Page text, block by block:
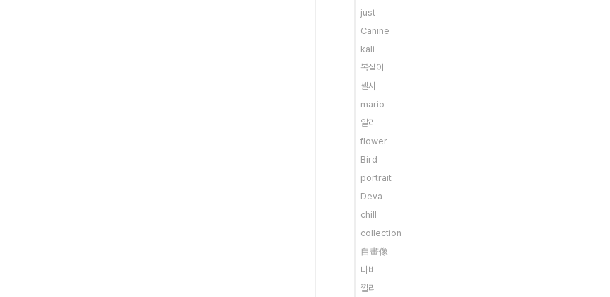
just
Canine
kali
복실이
첼시
mario
알리
flower
Bird
portrait
Deva
chill
collection
自畫像
나비
깔리